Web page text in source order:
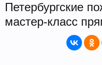
Петербургские
мастер-класс